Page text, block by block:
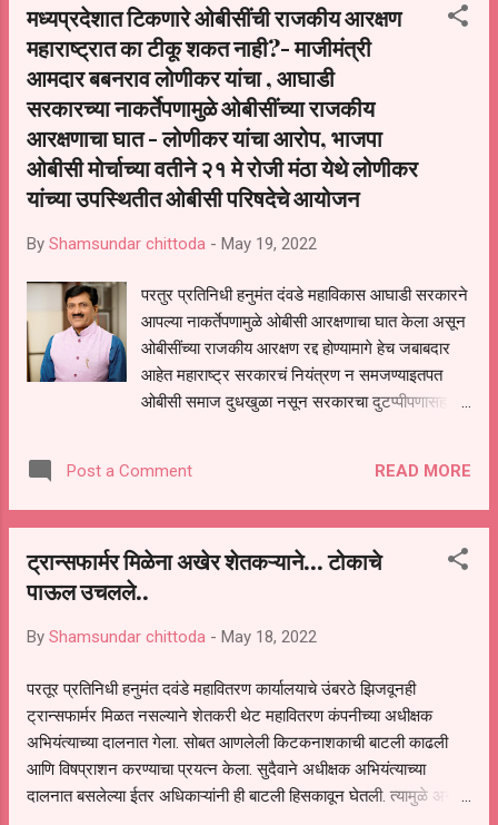
साहित्य परिषदेचे राष्ट्रीय अध्यक्ष शरद गोरे,महाराष्ट्र
प्रदेश कार्याध्यक्ष अनिल खंदारे,औरंगाबाद विभागीय अध्यक्ष
भरत मानकर, उस्मानाबाद जिल्हा अध्यक्ष अशोक कुरूंद
आदीजण उपस्थित होते.
मध्यप्रदेशात टिकणारे ओबीसींची राजकीय आरक्षण
महाराष्ट्रात का टीकू शकत नाही?- माजीमंत्री
आमदार बबनराव लोणीकर यांचा , आघाडी
सरकारच्या नाकर्तेपणामुळे ओबीसींच्या राजकीय
आरक्षणाचा घात - लोणीकर यांचा आरोप, भाजपा
ओबीसी मोर्चाच्या वतीने २१ मे रोजी मंठा येथे लोणीकर
यांच्या उपस्थितीत ओबीसी परिषदेचे आयोजन
By Shamsundar chittoda - May 19, 2022
परतुर प्रतिनिधी हनुमंत दंवडे महाविकास आघाडी सरकारने
आपल्या नाकर्तेपणामुळे ओबीसी आरक्षणाचा घात केला असून
ओबीसींच्या राजकीय आरक्षण रद्द होण्यामागे हेच जबाबदार
आहेत महाराष्ट्र सरकारचं नियंत्रण न समजण्याइतपत
ओबीसी समाज दुधखुळा नसून सरकारचा दुटप्पीपणासह
अशी मागणी माजीमंत्री आमदार बबनराव लोणीकर यांनी
आज केली सर्वोच्च न्यायालयाच्या आदेशानुसार मध्यप्रदेश
नेमणूक केली इमपेरीकल डेटा गोळा केला तो डेटा वेळेत
महाराष्ट्रातील सत्ताधारी महाविकास आघाडी सरकार
बाजूने ठाम राहून मिळवून देऊ शकत होते परंतु मागील
अडीच वर्ष एम्पिरिकल डेटा गोळा करण्यात टाळाटाळ करणे
राज्य मागासवर्ग आयोगाचे स्थापना करण्यात टाळाटाळ करणे
केवळ केंद्र सरकारकडे बोट दाखवणे अशा पद्धतीने काम
करत ओबीसी समाजाचा विश्वास घात करून ओबीसींच्या
Post a Comment READ MORE
ट्रान्सफार्मर मिळेना अखेर शेतकऱ्याने... टोकाचे
पाऊल उचलले..
By Shamsundar chittoda - May 18, 2022
परतूर प्रतिनिधी हनुमंत दवंडे महावितरण कार्यालयाचे उंबरठे झिजवूनही
ट्रान्सफार्मर मिळत नसल्याने शेतकरी थेट महावितरण कंपनीच्या अधीक्षक
अभियंत्याच्या दालनात गेला. सोबत आणलेली किटकनाशकाची बाटली काढली
आणि विषप्राशन करण्याचा प्रयत्न केला. सुदैवाने अधीक्षक अभियंत्याच्या
दालनात बसलेल्या ईतर अधिकाऱ्यांनी ही बाटली हिसकावून घेतली. त्यामुळे अनर्थ